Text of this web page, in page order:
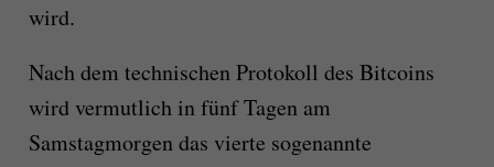
wird.
Nach dem technischen Protokoll des Bitcoins
wird vermutlich in fünf Tagen am
Samstagmorgen das vierte sogenannte